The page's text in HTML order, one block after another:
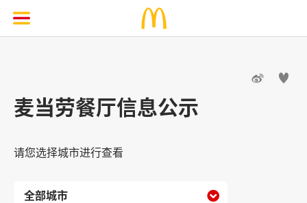
 
麦当劳餐厅信息公示
请您选择城市进行查看
